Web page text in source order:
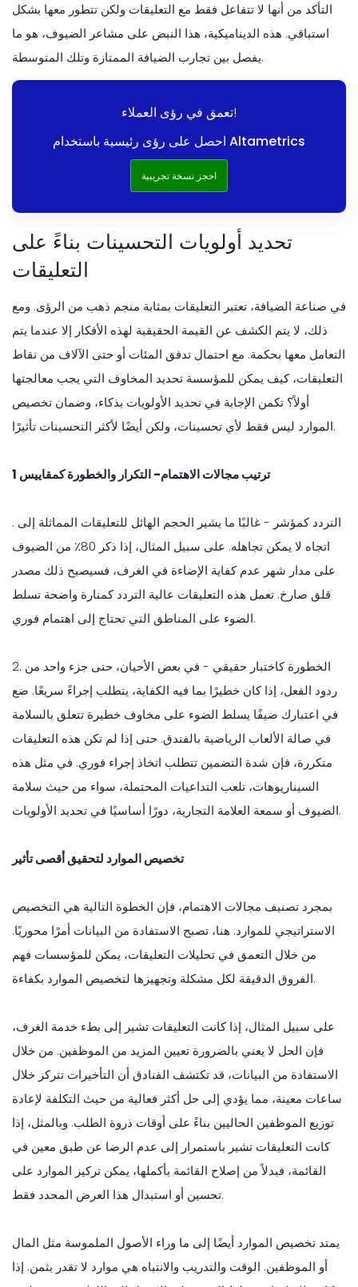
التأكد من أنها لا تتفاعل فقط مع التعليقات ولكن تتطور معها بشكل
استباقي. هذه الديناميكية، هذا النبض على مشاعر الضيوف، هو ما
يفصل بين تجارب الضيافة الممتازة وتلك المتوسطة.
تعمق في رؤى العملاء!
احصل على رؤى رئيسية باستخدام Altametrics
احجز نسخة تجريبية
تحديد أولويات التحسينات بناءً على
التعليقات
في صناعة الضيافة، تعتبر التعليقات بمثابة منجم ذهب من الرؤى. ومع
ذلك، لا يتم الكشف عن القيمة الحقيقية لهذه الأفكار إلا عندما يتم
التعامل معها بحكمة. مع احتمال تدفق المئات أو حتى الآلاف من نقاط
التعليقات، كيف يمكن للمؤسسة تحديد المخاوف التي يجب معالجتها
أولاً؟ تكمن الإجابة في تحديد الأولويات بذكاء، وضمان تخصيص
الموارد ليس فقط لأي تحسينات، ولكن أيضًا لأكثر التحسينات تأثيرًا.
ترتيب مجالات الاهتمام- التكرار والخطورة كمقاييس 1
. التردد كمؤشر - غالبًا ما يشير الحجم الهائل للتعليقات المماثلة إلى
اتجاه لا يمكن تجاهله. على سبيل المثال، إذا ذكر 80٪ من الضيوف
على مدار شهر عدم كفاية الإضاءة في الغرف، فسيصبح ذلك مصدر
قلق صارخ. تعمل هذه التعليقات عالية التردد كمنارة واضحة تسلط
الضوء على المناطق التي تحتاج إلى اهتمام فوري.
2. الخطورة كاختبار حقيقي - في بعض الأحيان، حتى جزء واحد من
ردود الفعل، إذا كان خطيرًا بما فيه الكفاية، يتطلب إجراءً سريعًا. ضع
في اعتبارك ضيفًا يسلط الضوء على مخاوف خطيرة تتعلق بالسلامة
في صالة الألعاب الرياضية بالفندق. حتى إذا لم تكن هذه التعليقات
متكررة، فإن شدة التضمين تتطلب اتخاذ إجراء فوري. في مثل هذه
السيناريوهات، تلعب التداعيات المحتملة، سواء من حيث سلامة
الضيوف أو سمعة العلامة التجارية، دورًا أساسيًا في تحديد الأولويات.
تخصيص الموارد لتحقيق أقصى تأثير
بمجرد تصنيف مجالات الاهتمام، فإن الخطوة التالية هي التخصيص
الاستراتيجي للموارد. هنا، تصبح الاستفادة من البيانات أمرًا محوريًا.
من خلال التعمق في تحليلات التعليقات، يمكن للمؤسسات فهم
الفروق الدقيقة لكل مشكلة وتجهيزها لتخصيص الموارد بكفاءة.
على سبيل المثال، إذا كانت التعليقات تشير إلى بطء خدمة الغرف،
فإن الحل لا يعني بالضرورة تعيين المزيد من الموظفين. من خلال
الاستفادة من البيانات، قد تكتشف الفنادق أن التأخيرات تتركز خلال
ساعات معينة، مما يؤدي إلى حل أكثر فعالية من حيث التكلفة لإعادة
توزيع الموظفين الحاليين بناءً على أوقات ذروة الطلب. وبالمثل، إذا
كانت التعليقات تشير باستمرار إلى عدم الرضا عن طبق معين في
القائمة، فبدلاً من إصلاح القائمة بأكملها، يمكن تركيز الموارد على
تحسين أو استبدال هذا العرض المحدد فقط.
يمتد تخصيص الموارد أيضًا إلى ما وراء الأصول الملموسة مثل المال
أو الموظفين. الوقت والتدريب والانتباه هي موارد لا تقدر بثمن. إذا